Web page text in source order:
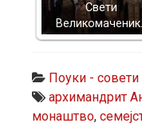
Свети
Поуки - совети
архимандрит
монаштво,